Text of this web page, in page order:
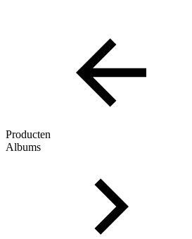
Producten
Albums